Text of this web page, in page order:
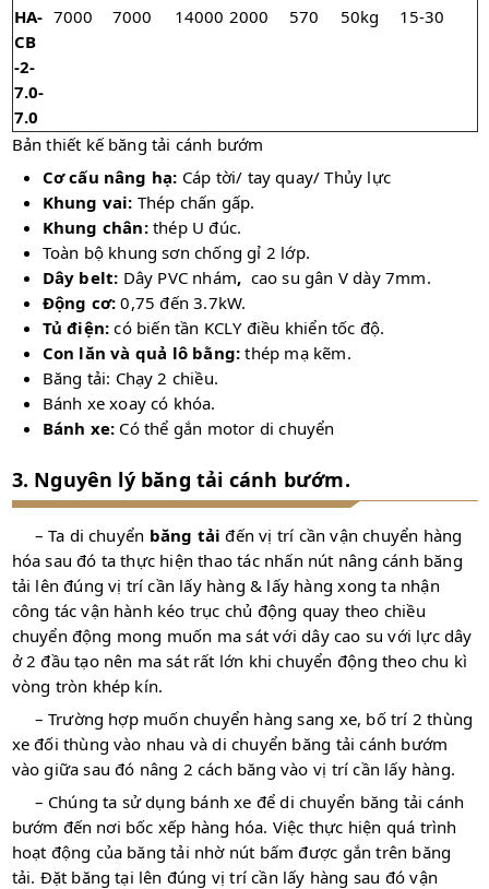
HA-
CB
-2-
7.0-
7.0
7000 7000 14000 2000 570 50kg 15-30
Bản thiết kế băng tải cánh bướm
Cơ cấu nâng hạ: Cáp tời/ tay quay/ Thủy lực
Khung vai: Thép chấn gấp.
Khung chân:thép U đúc.
Toàn bộ khung sơn chống gỉ 2 lớp.
Dây belt: Dây PVC nhám, cao su gân V dày 7mm.
Động cơ: 0,75 đến 3.7kW.
Tủ điện: có biến tần KCLY điều khiển tốc độ.
Con lăn và quả lô bằng: thép mạ kẽm.
Băng tải: Chạy 2 chiều.
Bánh xe xoay có khóa.
Bánh xe: Có thể gắn motor di chuyển
3. Nguyên lý băng tải cánh bướm.
– Ta di chuyển băng tải đến vị trí cần vận chuyển hàng
hóa sau đó ta thực hiện thao tác nhấn nút nâng cánh băng
tải lên đúng vị trí cần lấy hàng & lấy hàng xong ta nhận
công tác vận hành kéo trục chủ động quay theo chiều
chuyển động mong muốn ma sát với dây cao su với lực dây
ở 2 đầu tạo nên ma sát rất lớn khi chuyển động theo chu kì
vòng tròn khép kín.
– Trường hợp muốn chuyển hàng sang xe, bố trí 2 thùng
xe đối thùng vào nhau và di chuyển băng tải cánh bướm
vào giữa sau đó nâng 2 cách băng vào vị trí cần lấy hàng.
– Chúng ta sử dụng bánh xe để di chuyển băng tải cánh
bướm đến nơi bốc xếp hàng hóa. Việc thực hiện quá trình
hoạt động của băng tải nhờ nút bấm được gắn trên băng
tải. Đặt băng tại lên đúng vị trí cần lấy hàng sau đó vận